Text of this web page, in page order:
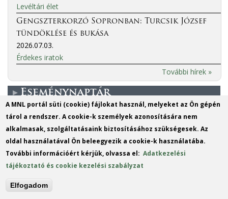
Levéltári élet
Gengszterkorzó Sopronban: Turcsik József
tündöklése és bukása
2026.07.03.
Érdekes iratok
További hírek »
Eseménynaptár
More events
MO
DI MI DO FR SA
SO
3
A MNL portál süti (cookie) fájlokat használ, melyeket az Ön gépén
tárol a rendszer. A cookie-k személyek azonosítására nem
alkalmasak, szolgáltatásaink biztosításához szükségesek. Az
oldal használatával Ön beleegyezik a cookie-k használatába.
További információért kérjük, olvassa el:Adatkezelési
tájékoztató és cookie kezelési szabályzat
Elfogadom